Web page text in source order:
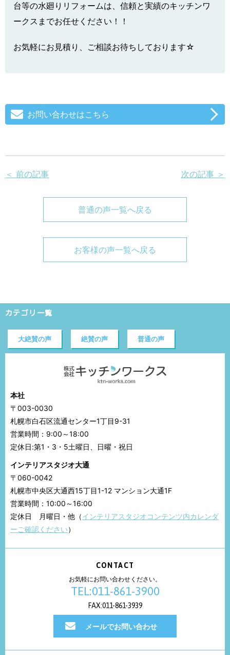
台等の水廻りリフォームは、信頼と実績のキッチンワ
ークスまでお任せください！！
お気軽にお見積り、ご相談お待ちしております☆
お問い合わせはこちら
＜ 前の記事 次の記事 ＞
普通の声一覧へ戻る
お客様の声一覧へ戻る
カテゴリ一覧
大絶賛の声 絶賛の声 普通の声
本社
〒003-0030
札幌市白石区流通センター1丁目9-31
営業時間：9:00～18:00
定休日:第1・3・5土曜日、日曜・祝日
インテリアスタジオ大通
〒060-0042
札幌市中央区大通西15丁目1-12 マンション大通1F
営業時間：10:00～16:00
定休日 月曜日・他（インテリアスタジオコンテンツ内カレンダ
ーご確認ください）
CONTACT
お気軽にお問い合わせください。
TEL:011-861-3900
FAX:011-861-3939
メールでお問い合わせ